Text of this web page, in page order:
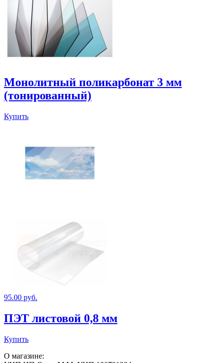
Монолитный поликарбонат 3 мм
(тонированный)
Купить
95.00 руб.
ПЭТ листовой 0,8 мм
Купить
О магазине: